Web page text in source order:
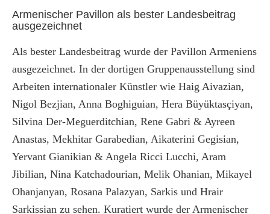
Armenischer Pavillon als bester Landesbeitrag
ausgezeichnet
Als bester Landesbeitrag wurde der Pavillon Armeniens
ausgezeichnet. In der dortigen Gruppenausstellung sind
Arbeiten internationaler Künstler wie Haig Aivazian,
Nigol Bezjian, Anna Boghiguian, Hera Büyüktasçiyan,
Silvina Der-Meguerditchian, Rene Gabri & Ayreen
Anastas, Mekhitar Garabedian, Aikaterini Gegisian,
Yervant Gianikian & Angela Ricci Lucchi, Aram
Jibilian, Nina Katchadourian, Melik Ohanian, Mikayel
Ohanjanyan, Rosana Palazyan, Sarkis und Hrair
Sarkissian zu sehen. Kuratiert wurde der Armenischer